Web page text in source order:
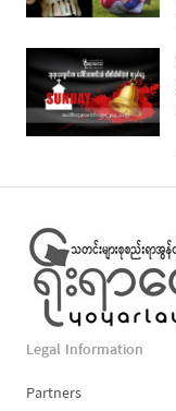
Legal Information
Partners